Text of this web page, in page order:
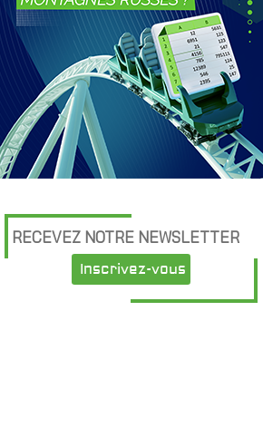
RECEVEZ NOTRE NEWSLETTER
Inscrivez-vous